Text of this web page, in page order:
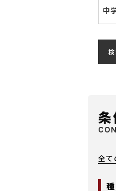
中
全て